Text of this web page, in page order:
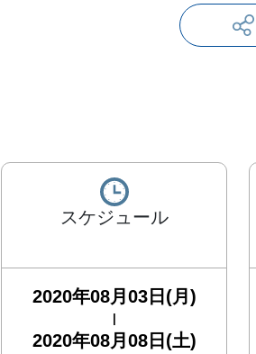
スケジュール
2020年08月03日(月)
2020年08月08日(土)